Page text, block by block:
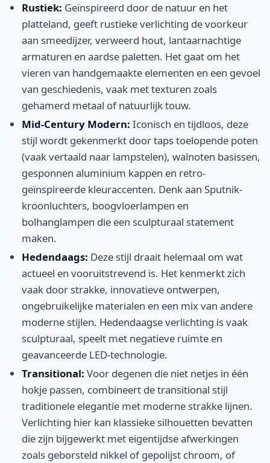
Rustiek: Geïnspireerd door de natuur en het
platteland, geeft rustieke verlichting de voorkeur
aan smeedijzer, verweerd hout, lantaarnachtige
armaturen en aardse paletten. Het gaat om het
vieren van handgemaakte elementen en een gevoel
van geschiedenis, vaak met texturen zoals
gehamerd metaal of natuurlijk touw.
Mid-Century Modern: Iconisch en tijdloos, deze
stijl wordt gekenmerkt door taps toelopende poten
(vaak vertaald naar lampstelen), walnoten basissen,
gesponnen aluminium kappen en retro-
geïnspireerde kleuraccenten. Denk aan Sputnik-
kroonluchters, boogvloerlampen en
bolhanglampen die een sculpturaal statement
maken.
Hedendaags: Deze stijl draait helemaal om wat
actueel en vooruitstrevend is. Het kenmerkt zich
vaak door strakke, innovatieve ontwerpen,
ongebruikelijke materialen en een mix van andere
moderne stijlen. Hedendaagse verlichting is vaak
sculpturaal, speelt met negatieve ruimte en
geavanceerde LED-technologie.
Transitional: Voor degenen die niet netjes in één
hokje passen, combineert de transitional stijl
traditionele elegantie met moderne strakke lijnen.
Verlichting hier kan klassieke silhouetten bevatten
die zijn bijgewerkt met eigentijdse afwerkingen
zoals geborsteld nikkel of gepolijst chroom, of